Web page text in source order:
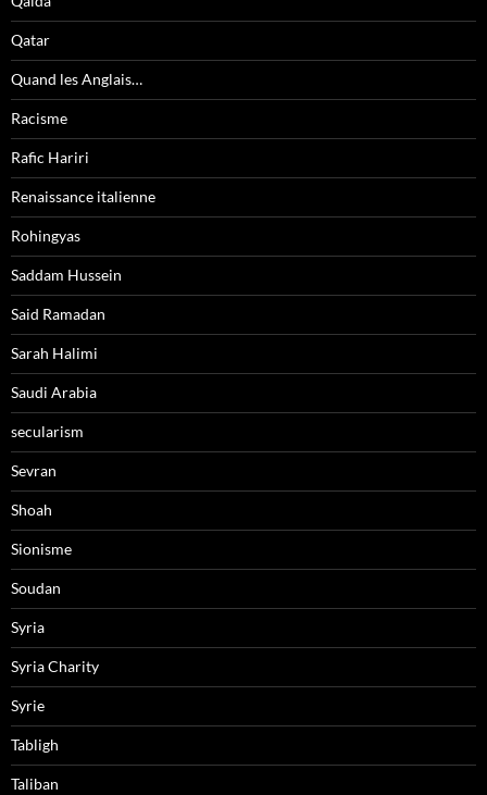
Qatar
Quand les Anglais…
Racisme
Rafic Hariri
Renaissance italienne
Rohingyas
Saddam Hussein
Said Ramadan
Sarah Halimi
Saudi Arabia
secularism
Sevran
Shoah
Sionisme
Soudan
Syria
Syria Charity
Syrie
Tabligh
Taliban